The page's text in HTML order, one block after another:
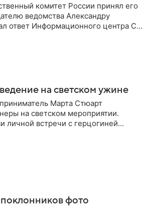
комитет России принял его
ведомства Александру
ответ Информационного центра СК
на светском ужине
Марта Стюарт
на светском мероприятии.
личной встречи с герцогиней
фото